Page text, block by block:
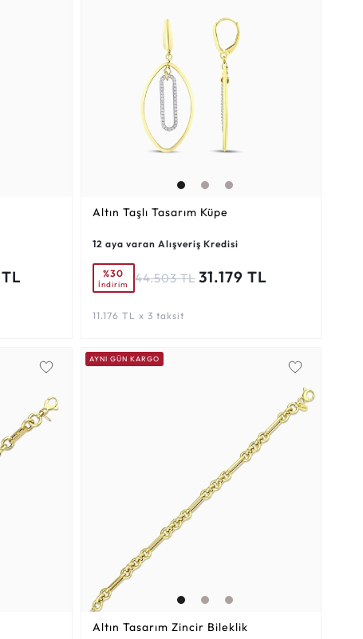
Altın Taşlı Tasarım Küpe
12 aya varan Alışveriş Kredisi
%30
İndirim 44.503 TL 31.179 TL
11.176 TL x 3 taksit
AYNI GÜN KARGO
Altın Tasarım Zincir Bileklik